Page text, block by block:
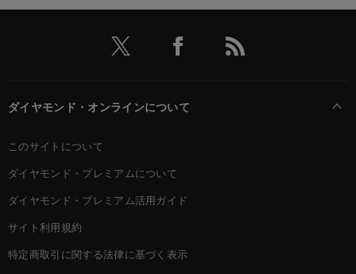
ダイヤモンド・オンラインについて
このサイトについて
ダイヤモンド・プレミアムについて
ダイヤモンド・プレミアム活用ガイド
サイト利用規約
特定商取引に関する法律に基づく表示